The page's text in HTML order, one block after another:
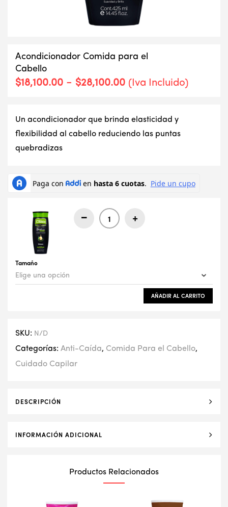
Acondicionador Comida para el
Cabello
$18,100.00 - $28,100.00Rango
de
desde
$18,100.00
hasta
(Iva Incluido)
Un acondicionador que brinda elasticidad y
flexibilidad al cabello reduciendo las puntas
quebradizas
- +
Tamaño
AÑADIR AL CARRITO
SKU: N/D
Categorías: Anti-Caída, Comida Para el Cabello,
Cuidado Capilar
DESCRIPCIÓN
INFORMACIÓN ADICIONAL
Productos Relacionados